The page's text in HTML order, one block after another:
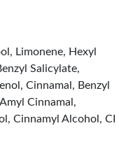
Limonene, Hexyl
Salicylate,
Cinnamal, Benzyl
Cinnamal,
Cinnamyl Alcohol, CI